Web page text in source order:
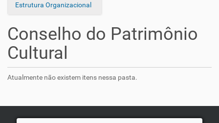
ã
Estrutura Organizacional
Conselho do Patrimônio
Cultural
Atualmente não existem itens nessa pasta.